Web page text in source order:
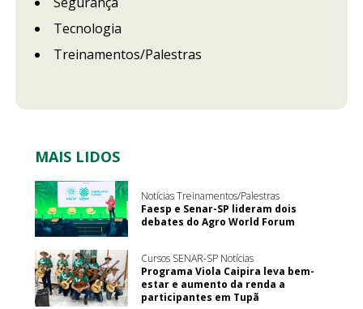
Tecnologia
Treinamentos/Palestras
MAIS LIDOS
Notícias Treinamentos/Palestras
Faesp e Senar-SP lideram dois
debates do Agro World Forum
Cursos SENAR-SP Notícias
Programa Viola Caipira leva bem-
estar e aumento da renda a
participantes em Tupã